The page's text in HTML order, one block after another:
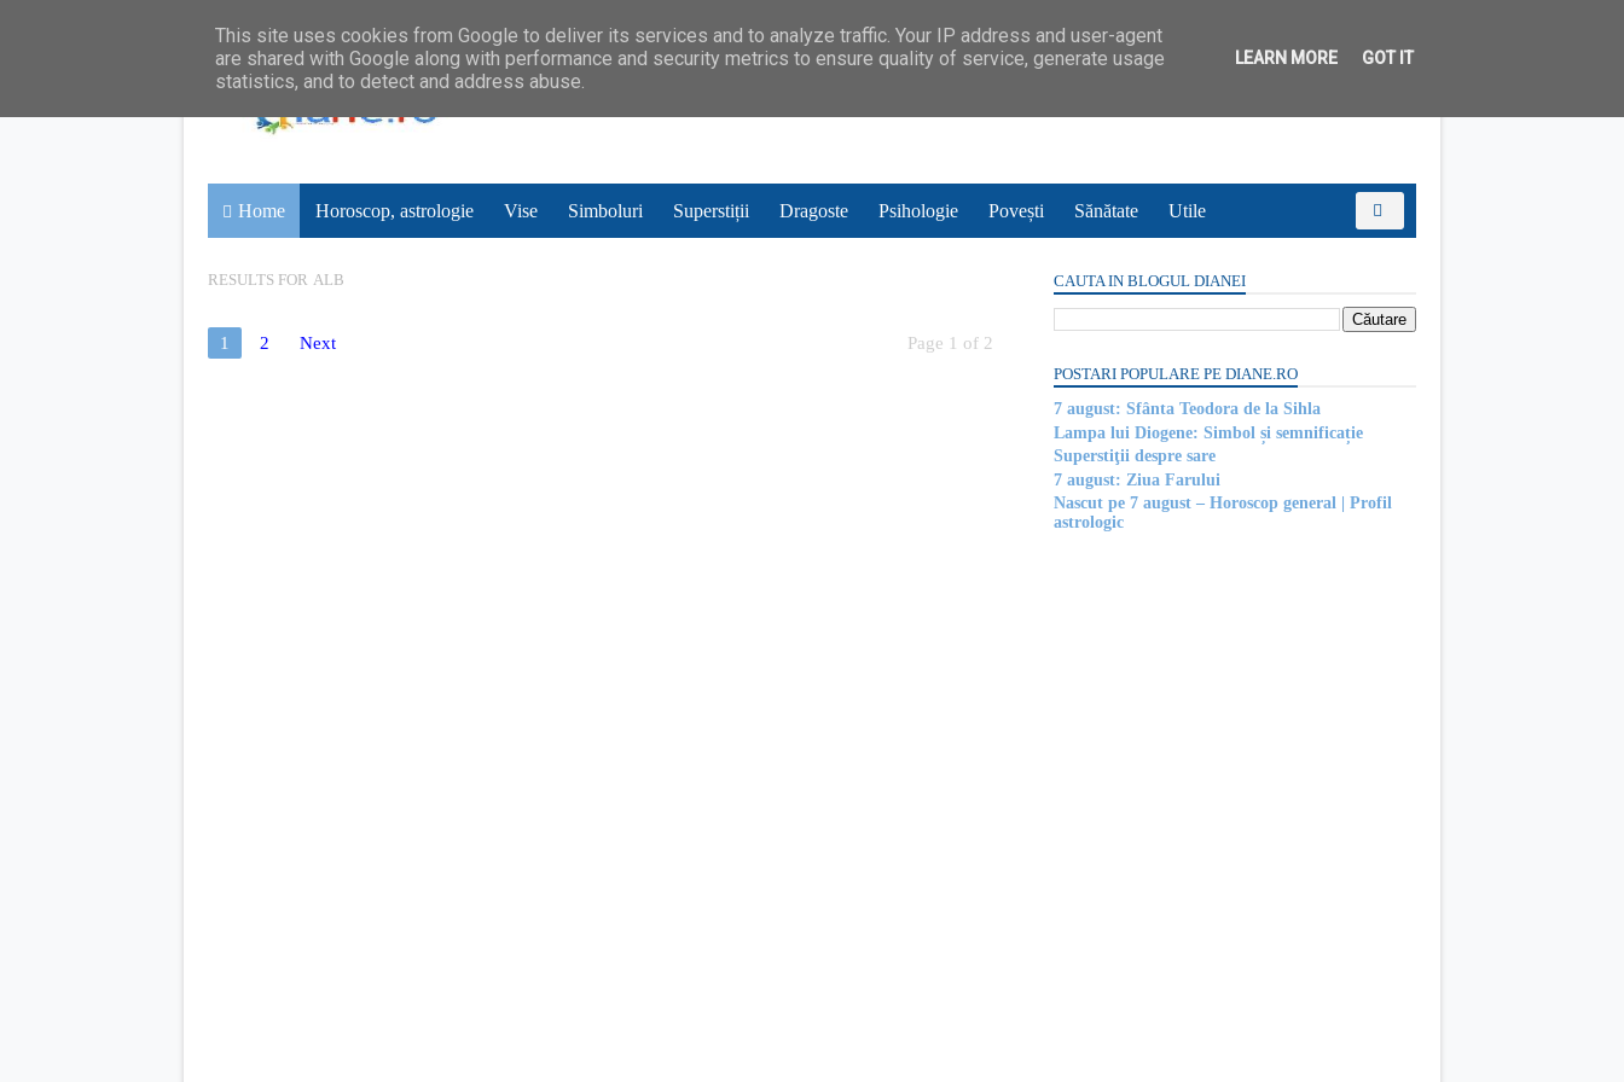
Home Horoscop, astrologie Vise Simboluri Superstiții Dragoste Psihologie Povești Sănătate Utile
RESULTS FOR ALB
Page 1 of 2
1 2 Next
CAUTA IN BLOGUL DIANEI
POSTARI POPULARE PE DIANE.RO
7 august: Sfânta Teodora de la Sihla
Lampa lui Diogene: Simbol și semnificație
Superstiţii despre sare
7 august: Ziua Farului
Nascut pe 7 august – Horoscop general | Profil
astrologic
This site uses cookies from Google to deliver its services and to analyze traffic. Your IP address and user-agent
are shared with Google along with performance and security metrics to ensure quality of service, generate usage
statistics, and to detect and address abuse.
LEARN MORE GOT IT